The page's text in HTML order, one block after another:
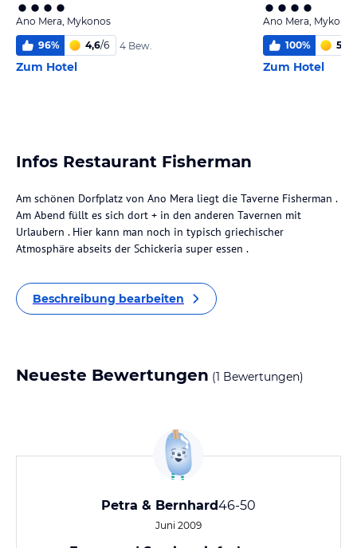
Ano Mera, Mykonos
96% 4,6/6 4 Bew.
Zum Hotel
Ano Mera, Mykonos
100% 5
Zum Hotel
Infos Restaurant Fisherman
Am schönen Dorfplatz von Ano Mera liegt die Taverne Fisherman .
Am Abend füllt es sich dort + in den anderen Tavernen mit
Urlaubern . Hier kann man noch in typisch griechischer
Atmosphäre abseits der Schickeria super essen .
Beschreibung bearbeiten
Neueste Bewertungen (1 Bewertungen)
Petra & Bernhard46-50
Juni 2009